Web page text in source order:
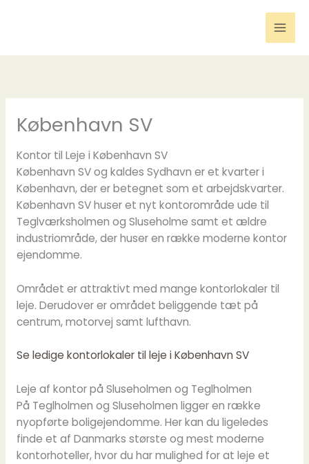
København SV
Kontor til Leje i København SV
København SV og kaldes Sydhavn er et kvarter i
København, der er betegnet som et arbejdskvarter.
København SV huser et nyt kontorområde ude til
Teglværksholmen og Sluseholme samt et ældre
industriområde, der huser en række moderne kontor
ejendomme.
Området er attraktivt med mange kontorlokaler til
leje. Derudover er området beliggende tæt på
centrum, motorvej samt lufthavn.
Se ledige kontorlokaler til leje i København SV
Leje af kontor på Sluseholmen og Teglholmen
På Teglholmen og Sluseholmen ligger en række
nyopførte boligejendomme. Her kan du ligeledes
finde et af Danmarks største og mest moderne
kontorhoteller, hvor du har mulighed for at leje et